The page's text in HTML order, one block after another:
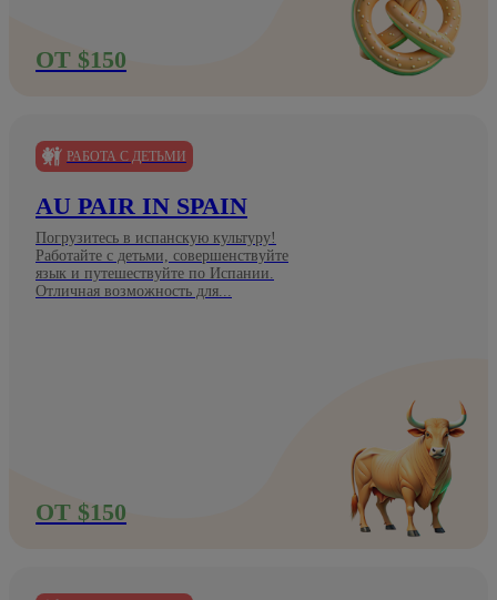
ОТ $150
РАБОТА С ДЕТЬМИ
AU PAIR IN SPAIN
Погрузитесь в испанскую культуру!
Работайте с детьми, совершенствуйте
язык и путешествуйте по Испании.
Отличная возможность для...
ОТ $150